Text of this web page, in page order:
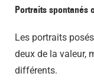
Portraits spontanés
Les portraits
deux de la valeur,
différents.